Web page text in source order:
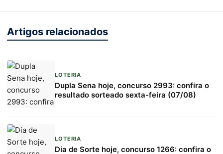
Artigos relacionados
LOTERIA
Dupla Sena hoje, concurso 2993: confira o
resultado sorteado sexta-feira (07/08)
LOTERIA
Dia de Sorte hoje, concurso 1266: confira o